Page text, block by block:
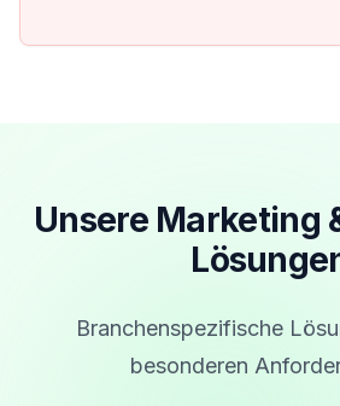
Unsere Marketing
Branchenspezifische
besonderen